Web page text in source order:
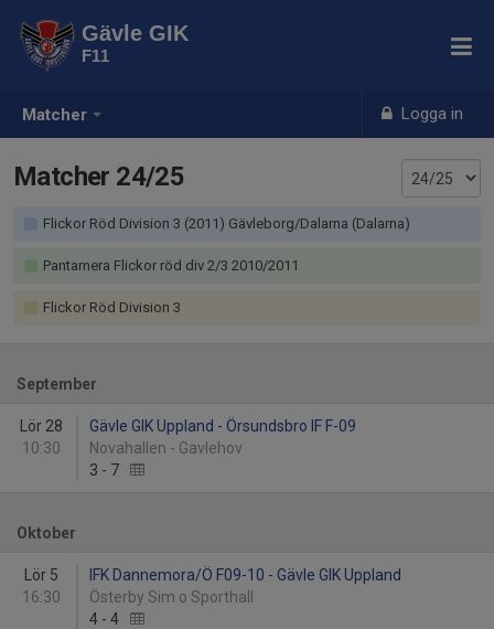
Matcher Logga in
Gävle GIK
F11
Matcher 24/25
Flickor Röd Division 3 (2011) Gävleborg/Dalarna (Dalarna)
Pantamera Flickor röd div 2/3 2010/2011
Flickor Röd Division 3
September
Lör 28
10:30
Gävle GIK Uppland - Örsundsbro IF F-09
Novahallen - Gavlehov
3 - 7
Oktober
Lör 5
16:30
IFK Dannemora/Ö F09-10 - Gävle GIK Uppland
Österby Sim o Sporthall
4 - 4